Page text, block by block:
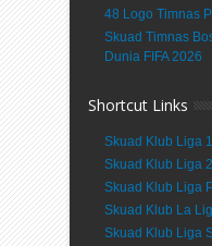
48 Logo Timnas
Skuad Timnas
Dunia FIFA 2026
Shortcut Links
Skuad Klub Liga
Skuad Klub Liga
Skuad Klub Liga
Skuad Klub La
Skuad Klub Liga